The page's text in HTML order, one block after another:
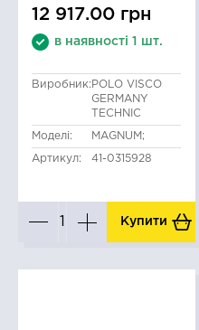
12 917.00 грн
в наявності 1 шт.
Виробник: POLO VISCO
GERMANY
TECHNIC
Моделі: MAGNUM;
Артикул: 41-0315928
Купити